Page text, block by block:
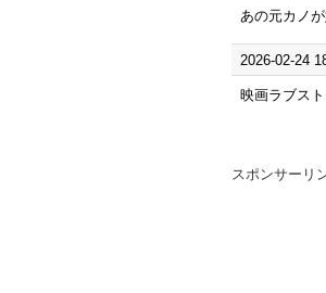
あの元カノ
2026-02-24
映画ラブス
スポンサーリ